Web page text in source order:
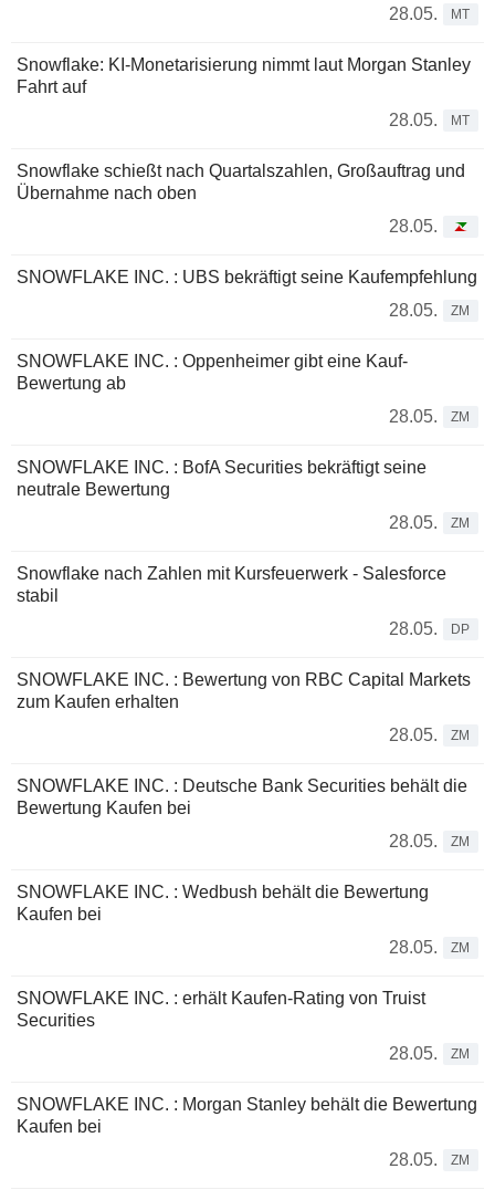
28.05.
MT
Snowflake: KI-Monetarisierung nimmt laut Morgan Stanley
Fahrt auf
28.05.
MT
Snowflake schießt nach Quartalszahlen, Großauftrag und
Übernahme nach oben
28.05.
SNOWFLAKE INC. : UBS bekräftigt seine Kaufempfehlung
28.05.
ZM
SNOWFLAKE INC. : Oppenheimer gibt eine Kauf-
Bewertung ab
28.05.
ZM
SNOWFLAKE INC. : BofA Securities bekräftigt seine
neutrale Bewertung
28.05.
ZM
Snowflake nach Zahlen mit Kursfeuerwerk - Salesforce
stabil
28.05.
DP
SNOWFLAKE INC. : Bewertung von RBC Capital Markets
zum Kaufen erhalten
28.05.
ZM
SNOWFLAKE INC. : Deutsche Bank Securities behält die
Bewertung Kaufen bei
28.05.
ZM
SNOWFLAKE INC. : Wedbush behält die Bewertung
Kaufen bei
28.05.
ZM
SNOWFLAKE INC. : erhält Kaufen-Rating von Truist
Securities
28.05.
ZM
SNOWFLAKE INC. : Morgan Stanley behält die Bewertung
Kaufen bei
28.05.
ZM